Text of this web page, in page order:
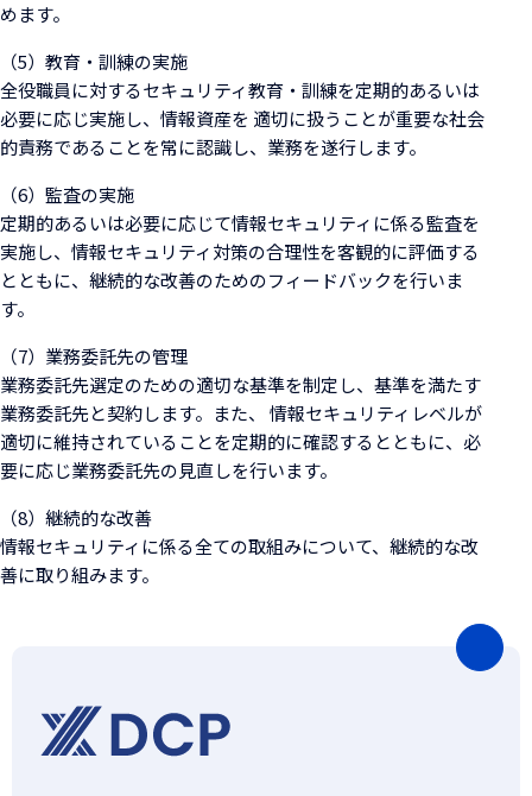
めます。
（5）教育・訓練の実施
全役職員に対するセキュリティ教育・訓練を定期的あるいは
必要に応じ実施し、情報資産を 適切に扱うことが重要な社会
的責務であることを常に認識し、業務を遂行します。
（6）監査の実施
定期的あるいは必要に応じて情報セキュリティに係る監査を
実施し、情報セキュリティ対策の合理性を客観的に評価する
とともに、継続的な改善のためのフィードバックを行いま
す。
（7）業務委託先の管理
業務委託先選定のための適切な基準を制定し、基準を満たす
業務委託先と契約します。また、 情報セキュリティレベルが
適切に維持されていることを定期的に確認するとともに、必
要に応じ業務委託先の見直しを行います。
（8）継続的な改善
情報セキュリティに係る全ての取組みについて、継続的な改
善に取り組みます。